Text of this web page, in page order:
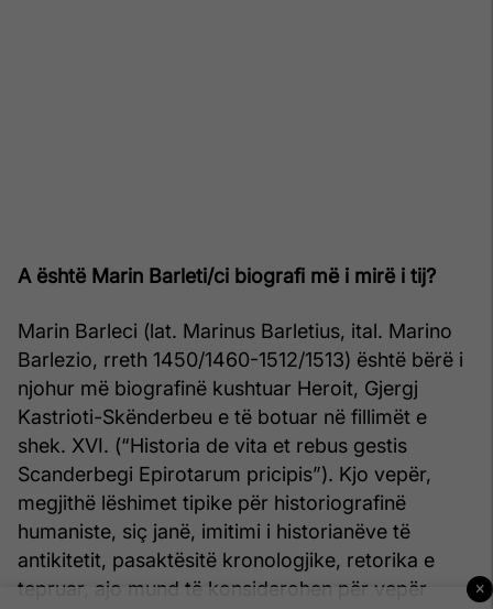
A është Marin Barleti/ci biografi më i mirë i tij?
Marin Barleci (lat. Marinus Barletius, ital. Marino
Barlezio, rreth 1450/1460-1512/1513) është bërë i
njohur më biografinë kushtuar Heroit, Gjergj
Kastrioti-Skënderbeu e të botuar në fillimët e
shek. XVI. (“Historia de vita et rebus gestis
Scanderbegi Epirotarum pricipis”). Kjo vepër,
megjithë lëshimet tipike për historiografinë
humaniste, siç janë, imitimi i historianëve të
antikitetit, pasaktësitë kronologjike, retorika e
tepruar, ajo mund të konsiderohen për vepër
×